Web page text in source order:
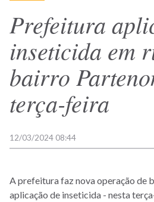
Prefeitura
inseticida em
bairro
terça-feira
12/03/2024 08:44
A prefeitura faz nova operação de
aplicação de inseticida - nesta